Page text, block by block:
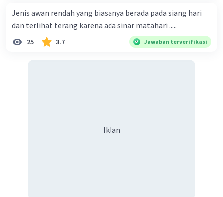
Jenis awan rendah yang biasanya berada pada siang hari
dan terlihat terang karena ada sinar matahari .....
25 3.7 Jawaban terverifikasi
Iklan